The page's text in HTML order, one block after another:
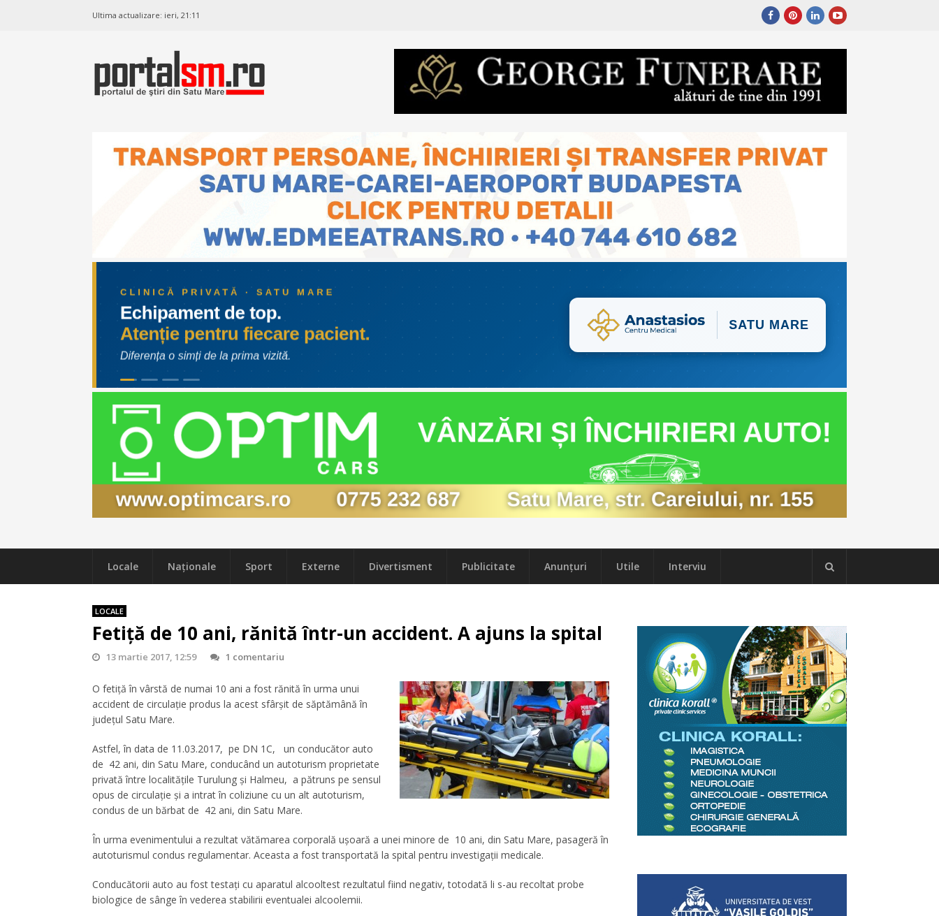
Ultima actualizare: ieri, 21:11
Locale Naţionale Sport Externe Divertisment Publicitate Anunțuri Utile Interviu
LOCALE
Fetiță de 10 ani, rănită într-un accident. A ajuns la spital
13 martie 2017, 12:59 1 comentariu
O fetiță în vârstă de numai 10 ani a fost rănită în urma unui
accident de circulație produs la acest sfârșit de săptămână în
județul Satu Mare.
Astfel, în data de 11.03.2017, pe DN 1C, un conducător auto
de 42 ani, din Satu Mare, conducând un autoturism proprietate
privată între localitățile Turulung și Halmeu, a pătruns pe sensul
opus de circulație și a intrat în coliziune cu un alt autoturism,
condus de un bărbat de 42 ani, din Satu Mare.
În urma evenimentului a rezultat vătămarea corporală ușoară a unei minore de 10 ani, din Satu Mare, pasageră în
autoturismul condus regulamentar. Aceasta a fost transportată la spital pentru investigații medicale.
Conducătorii auto au fost testați cu aparatul alcooltest rezultatul fiind negativ, totodată li s-au recoltat probe
biologice de sânge în vederea stabilirii eventualei alcoolemii.